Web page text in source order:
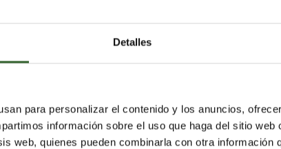
Detalles
para personalizar el contenido y los anuncios,
información sobre el uso que haga del sitio web
web, quienes pueden combinarla con otra información
aumentaron a medida que aumentaba el
ayudar a reducir el estrés oxidativo, que está
% y las enzimas lipasa pancreática en un 25,6
la digestión del almidón y la grasa, lo que
del peso.